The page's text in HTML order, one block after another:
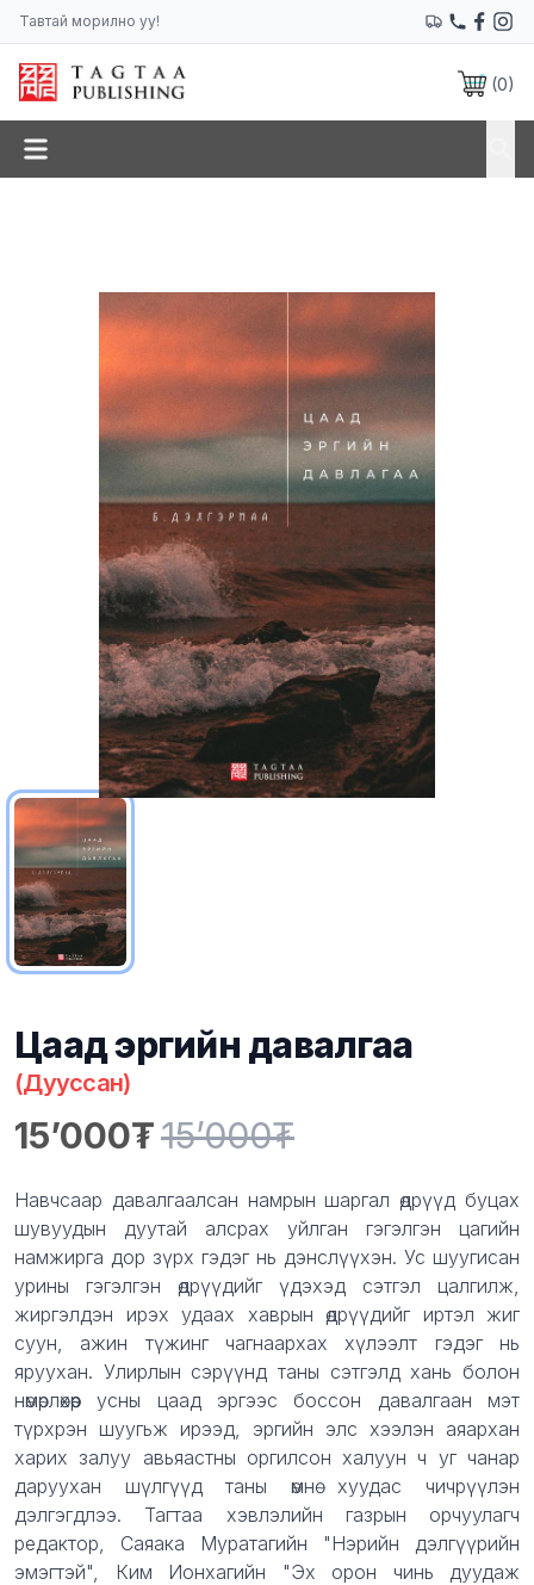
Тавтай морилно уу!
(0)
Цаад эргийн давалгаа
(Дууссан)
Product information
15’000 15’000
Description
Навчсаар давалгаалсан намрын шаргал өдрүүд буцах
шувуудын дуутай алсрах уйлган гэгэлгэн цагийн
намжирга дор зүрх гэдэг нь дэнслүүхэн. Ус шуугисан
урины гэгэлгэн өдрүүдийг үдэхэд сэтгэл цалгилж,
жиргэлдэн ирэх удаах хаврын өдрүүдийг иртэл жиг
суун, ажин түжинг чагнаархах хүлээлт гэдэг нь
яруухан. Улирлын сэрүүнд таны сэтгэлд хань болон
нөмөрлөхөөр усны цаад эргээс боссон давалгаан мэт
түрхрэн шуугьж ирээд, эргийн элс хээлэн аяархан
харих залуу авьяастны оргилсон халуун ч уг чанар
даруухан шүлгүүд таны өмнө хуудас чичрүүлэн
дэлгэгдлээ. Тагтаа хэвлэлийн газрын орчуулагч
редактор, Саяака Муратагийн "Нэрийн дэлгүүрийн
эмэгтэй", Ким Ионхагийн "Эх орон чинь дуудаж